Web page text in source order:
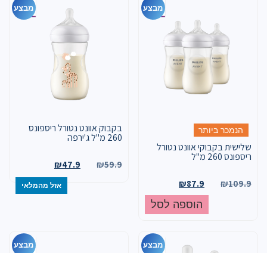
מבצע
הנמכר ביותר
שלישית בקבוקי אוונט נטורל
ריספונס 260 מ"ל
₪109.9
₪87.9
הוספה לסל
מבצע
בקבוק אוונט נטורל ריספונס
260 מ"ל ג'ירפה
₪59.9
₪47.9
אזל מהמלאי
מבצע מבצע